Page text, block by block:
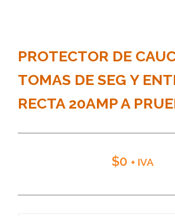
PROTECTOR DE
TOMAS DE SEG Y
RECTA 20AMP A
$0 + IVA